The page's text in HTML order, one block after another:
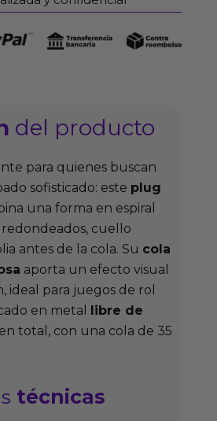
del producto
para quienes buscan
sofisticado: este plug
una forma en espiral
cuello
antes de la cola. Su cola
aporta un efecto visual
para juegos de rol
en metal libre de
total, con una cola de 35
técnicas